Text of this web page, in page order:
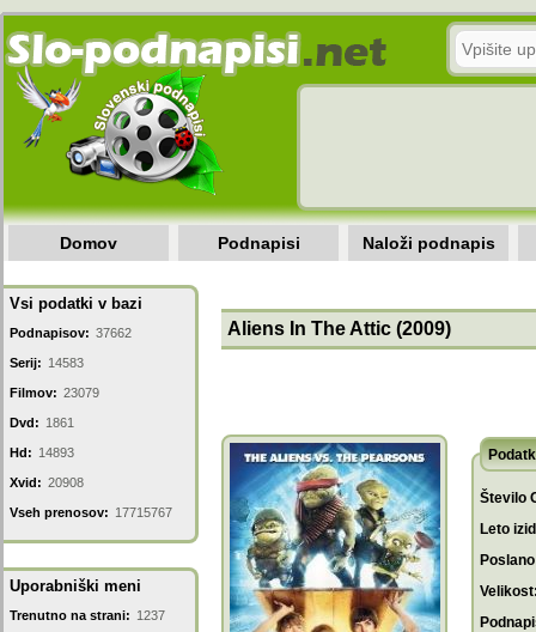
Domov Podnapisi Naloži podnapis
Vsi podatki v bazi
Podnapisov: 37662
Serij: 14583
Filmov: 23079
Dvd: 1861
Hd: 14893
Xvid: 20908
Vseh prenosov: 17715767
Uporabniški meni
Trenutno na strani: 1237
Aliens In The Attic (2009)
Število
Leto